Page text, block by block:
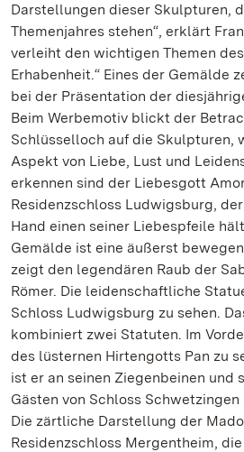
Darstellungen dieser Skulpturen,
Themenjahres stehen“, erklärt
verleiht den wichtigen Themen
Erhabenheit.“ Eines der Gemälde
bei der Präsentation der
Beim Werbemotiv blickt der
Schlüsselloch auf die Skulpturen,
Aspekt von Liebe, Lust und
erkennen sind der Liebesgott
Residenzschloss Ludwigsburg,
Hand einen seiner Liebespfeile
Gemälde ist eine äußerst
zeigt den legendären Raub der
Römer. Die leidenschaftliche
Schloss Ludwigsburg zu sehen.
kombiniert zwei Statuten. Im
des lüsternen Hirtengotts Pan zu
ist er an seinen Ziegenbeinen und
Gästen von Schloss
Die zärtliche Darstellung der
Residenzschloss Mergentheim,